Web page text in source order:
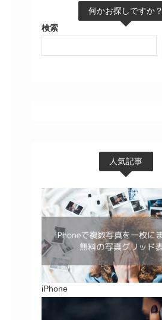
何かお探しですか？
検索
人気記事
iPhone